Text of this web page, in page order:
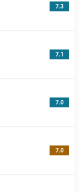
7.3
7.1
7.0
7.0